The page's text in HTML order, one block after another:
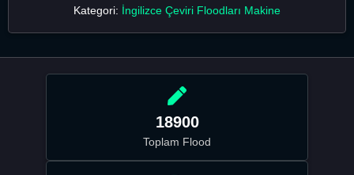
Kategori: İngilizce Çeviri Floodları Makine
18900
Toplam Flood